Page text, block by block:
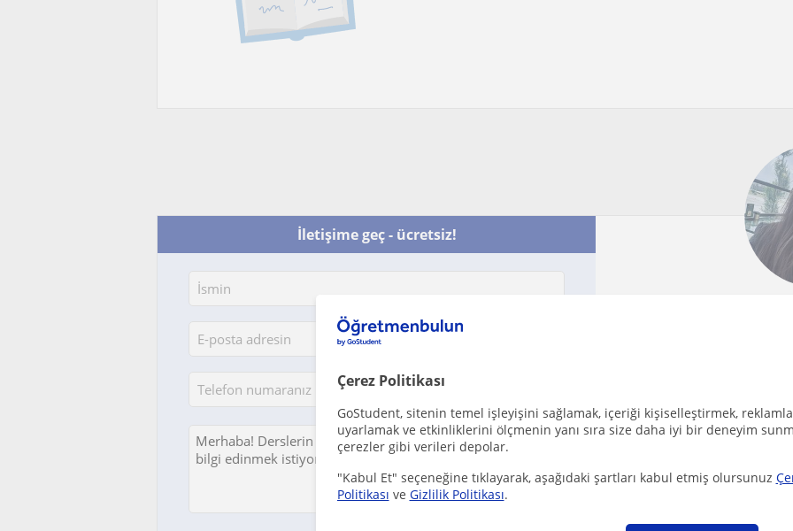
Çerez Politikası
GoStudent, sitenin temel işleyişini sağlamak, içeriği kişiselleştirmek,
uyarlamak ve etkinliklerini ölçmenin yanı sıra size daha iyi bir deneyim
çerezler gibi verileri depolar.
"Kabul Et" seçeneğine tıklayarak, aşağıdaki şartları kabul etmiş olursunuz
Politikası ve Gizlilik Politikası.
İletişime geç - ücretsiz!
Onaylanmış iletişim
It's been a while